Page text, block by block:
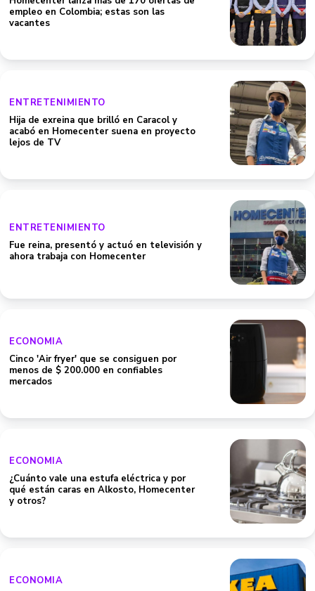
empleo en Colombia; estas son las
vacantes
ENTRETENIMIENTO
Hija de exreina que brilló en Caracol y
acabó en Homecenter suena en proyecto
lejos de TV
ENTRETENIMIENTO
Fue reina, presentó y actuó en televisión y
ahora trabaja con Homecenter
ECONOMIA
Cinco 'Air fryer' que se consiguen por
menos de $ 200.000 en confiables
mercados
ECONOMIA
¿Cuánto vale una estufa eléctrica y por
qué están caras en Alkosto, Homecenter
y otros?
ECONOMIA